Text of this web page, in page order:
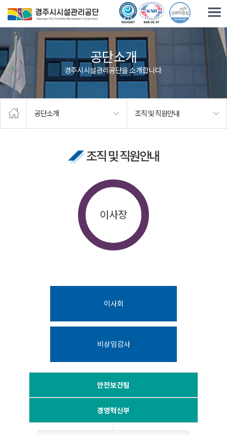
공단소개
경주시시설관리공단을 소개합니다.
공단소개 조직 및 직원안내
조직 및 직원안내
이사장
이사회
비상임감사
안전보건팀
경영혁신부